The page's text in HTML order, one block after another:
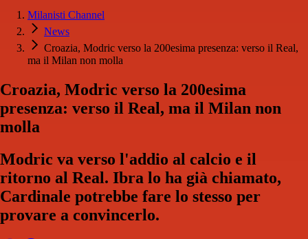
Milanisti Channel
News
Croazia, Modric verso la 200esima presenza: verso il Real,
ma il Milan non molla
Croazia, Modric verso la 200esima
presenza: verso il Real, ma il Milan non
molla
Modric va verso l'addio al calcio e il
ritorno al Real. Ibra lo ha già chiamato,
Cardinale potrebbe fare lo stesso per
provare a convincerlo.